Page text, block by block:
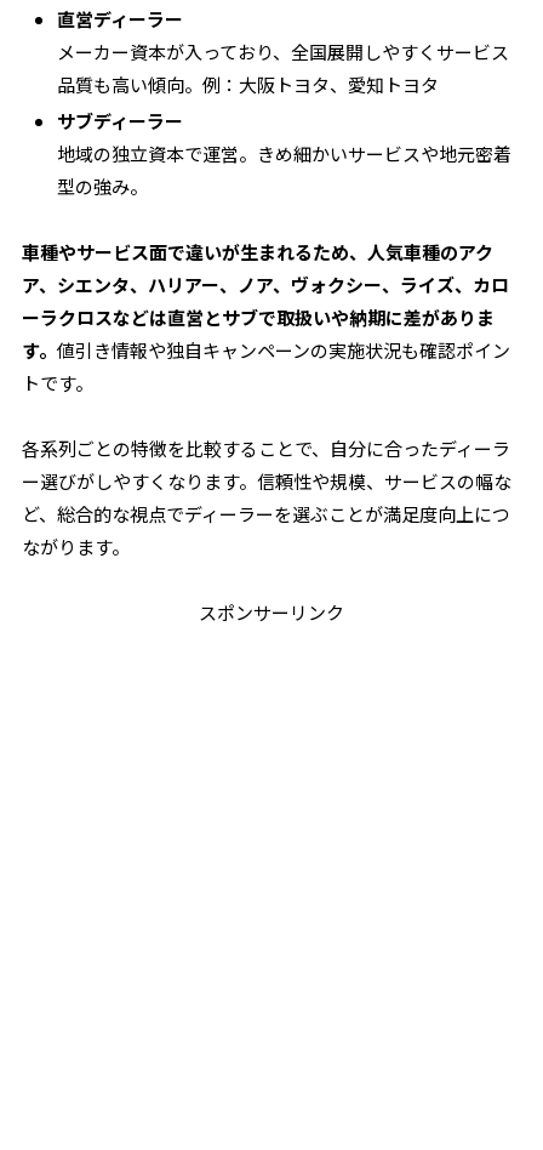
直営ディーラー
メーカー資本が入っており、全国展開しやすくサービス
品質も高い傾向。例：大阪トヨタ、愛知トヨタ
サブディーラー
地域の独立資本で運営。きめ細かいサービスや地元密着
型の強み。
車種やサービス面で違いが生まれるため、人気車種のアク
ア、シエンタ、ハリアー、ノア、ヴォクシー、ライズ、カロ
ーラクロスなどは直営とサブで取扱いや納期に差がありま
す。値引き情報や独自キャンペーンの実施状況も確認ポイン
トです。
各系列ごとの特徴を比較することで、自分に合ったディーラ
ー選びがしやすくなります。信頼性や規模、サービスの幅な
ど、総合的な視点でディーラーを選ぶことが満足度向上につ
ながります。
スポンサーリンク